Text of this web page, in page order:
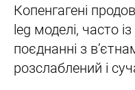
Копенгагені
leg моделі, часто
поєднанні з
розслаблений і